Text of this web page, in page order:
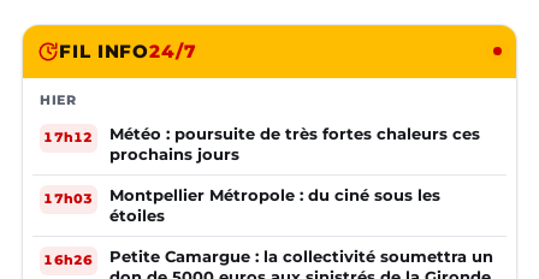
FIL INFO24/7
HIER
17h12
Météo : poursuite de très fortes chaleurs ces
prochains jours
17h03
Montpellier Métropole : du ciné sous les
étoiles
16h26
Petite Camargue : la collectivité soumettra un